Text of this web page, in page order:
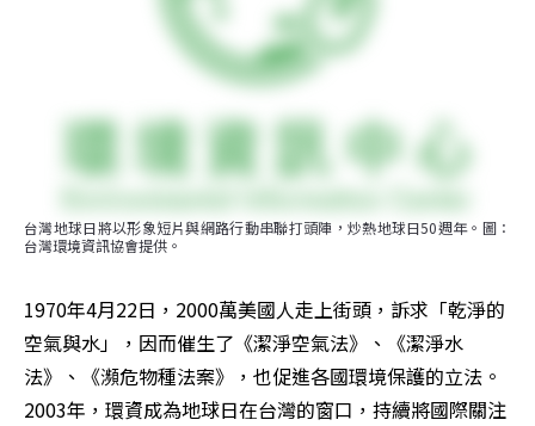
台灣地球日將以形象短片與網路行動串聯打頭陣，炒熱地球日50週年。圖：
台灣環境資訊協會提供。
1970年4月22日，2000萬美國人走上街頭，訴求「乾淨的
空氣與水」，因而催生了《潔淨空氣法》、《潔淨水
法》、《瀕危物種法案》，也促進各國環境保護的立法。
2003年，環資成為地球日在台灣的窗口，持續將國際關注